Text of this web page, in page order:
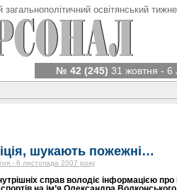
загальнополітичний освітянський
№ 42 (245) 31 жовтня - 6
шукають пожежні…
- 6 листопада 2007 року
справ володіє інформацією про